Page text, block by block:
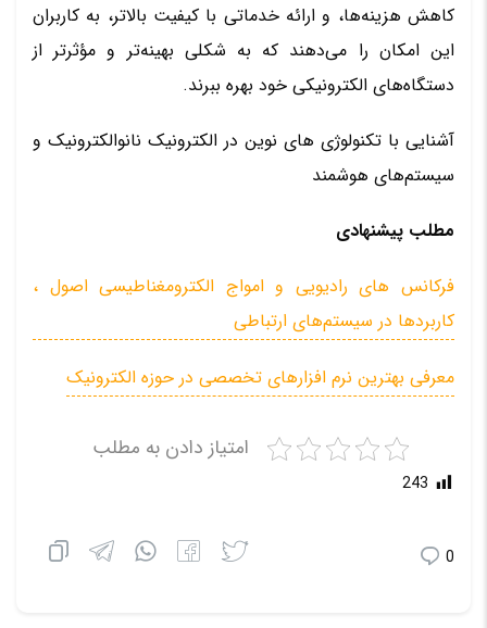
کاهش هزینه‌ها، و ارائه خدماتی با کیفیت بالاتر، به کاربران
این امکان را می‌دهند که به شکلی بهینه‌تر و مؤثرتر از
دستگاه‌های الکترونیکی خود بهره ببرند.
آشنایی با تکنولوژی‌ های نوین در الکترونیک نانوالکترونیک و
سیستم‌های هوشمند
مطلب پیشنهادی
فرکانس‌ های رادیویی و امواج الکترومغناطیسی اصول ،
کاربردها در سیستم‌های ارتباطی
معرفی بهترین نرم‌ افزارهای تخصصی در حوزه الکترونیک
امتیاز دادن به مطلب
243
0